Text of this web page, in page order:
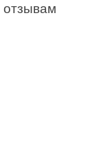
отзывам